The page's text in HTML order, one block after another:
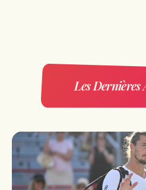
Les Dernières